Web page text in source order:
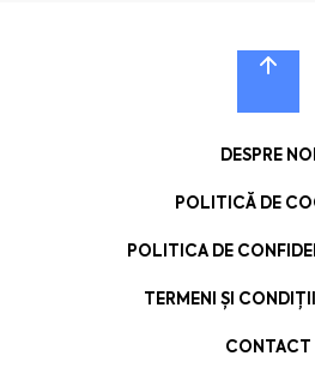
DESPRE NOI
POLITICĂ DE
POLITICA DE
TERMENI ȘI
CONTACT